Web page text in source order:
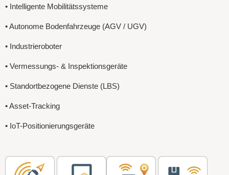
• Intelligente Mobilitätssysteme
• Autonome Bodenfahrzeuge (AGV / UGV)
• Industrieroboter
• Vermessungs- & Inspektionsgeräte
• Standortbezogene Dienste (LBS)
• Asset-Tracking
• IoT-Positionierungsgeräte